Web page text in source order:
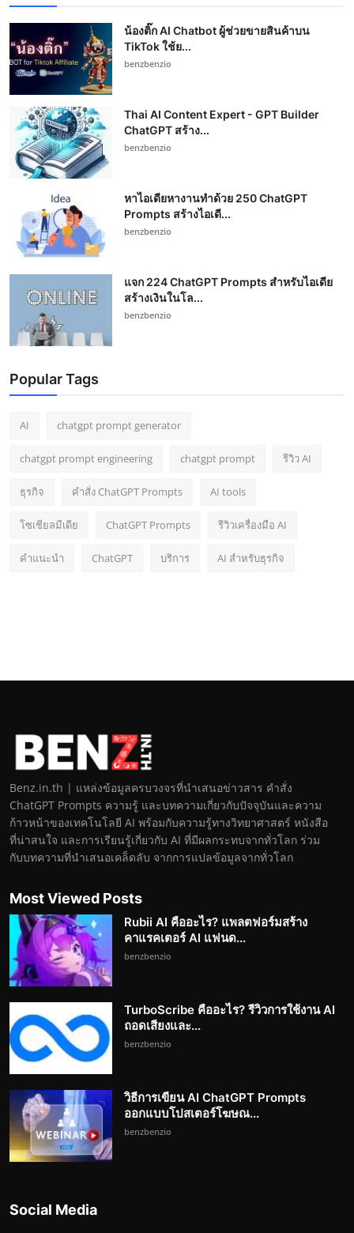
น้องติ๊ก AI Chatbot ผู้ช่วยขายสินค้าบน
TikTok ใช้ย...
benzbenzio
Thai AI Content Expert - GPT Builder
ChatGPT สร้าง...
benzbenzio
หาไอเดียหางานทำด้วย 250 ChatGPT
Prompts สร้างไอเดี...
benzbenzio
แจก 224 ChatGPT Prompts สำหรับไอเดีย
สร้างเงินในโล...
benzbenzio
Popular Tags
AI chatgpt prompt generator
chatgpt prompt engineering chatgpt prompt รีวิว AI
ธุรกิจ คำสั่ง ChatGPT Prompts AI tools
โซเชียลมีเดีย ChatGPT Prompts รีวิวเครื่องมือ AI
คำแนะนำ ChatGPT บริการ AI สำหรับธุรกิจ
Benz.in.th | แหล่งข้อมูลครบวงจรที่นำเสนอข่าวสาร คำสั่ง
ChatGPT Prompts ความรู้ และบทความเกี่ยวกับปัจจุบันและความ
ก้าวหน้าของเทคโนโลยี AI พร้อมกับความรู้ทางวิทยาศาสตร์ หนังสือ
ที่น่าสนใจ และการเรียนรู้เกี่ยวกับ AI ที่มีผลกระทบจากทั่วโลก ร่วม
กับบทความที่นำเสนอเคล็ดลับ จากการแปลข้อมูลจากทั่วโลก
Most Viewed Posts
Rubii AI คืออะไร? แพลตฟอร์มสร้าง
คาแรคเตอร์ AI แฟนด...
benzbenzio
TurboScribe คืออะไร? รีวิวการใช้งาน AI
ถอดเสียงและ...
benzbenzio
วิธีการเขียน AI ChatGPT Prompts
ออกแบบโปสเตอร์โฆษณ...
benzbenzio
Social Media